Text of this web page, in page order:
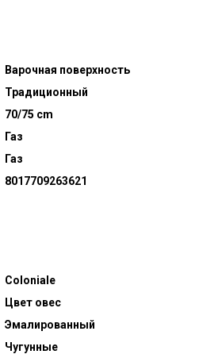
Варочная поверхность
Традиционный
70/75 cm
Газ
Газ
8017709263621
Coloniale
Цвет овес
Эмалированный
Чугунные